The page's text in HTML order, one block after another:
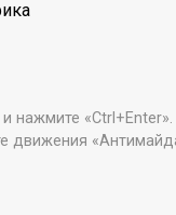
нажмите «Ctrl+Enter».
движения